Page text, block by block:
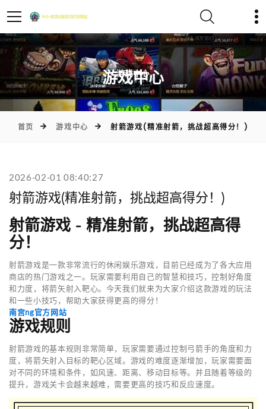
)
游戏中心
首页 游戏中心 射箭游戏(精准射箭，挑战超高得分！)
2026-02-01 08:40:27
射箭游戏(精准射箭，挑战超高得分！)
射箭游戏 - 精准射箭，挑战超高得
分！
射箭游戏是一款非常流行的休闲娱乐游戏，目前已经成为了各大应用
商店的热门游戏之一。玩家需要利用自己的智慧和技巧，控制好角度
和力度，将箭矢射入靶心。今天我们就来为大家介绍这款游戏的玩法
和一些小技巧，帮助大家获得更高的得分！
南宫ng官方网站
游戏规则
射箭游戏的基本规则非常简单，玩家需要通过控制弓箭手的角度和力
度，将箭矢射入目标的靶心区域。游戏的难度逐渐增加，玩家需要面
对不同的环境和条件，如风速、距离、移动目标等。并且随着等级的
提升，游戏关卡会越来越难，需要更高的技巧和反应速度。